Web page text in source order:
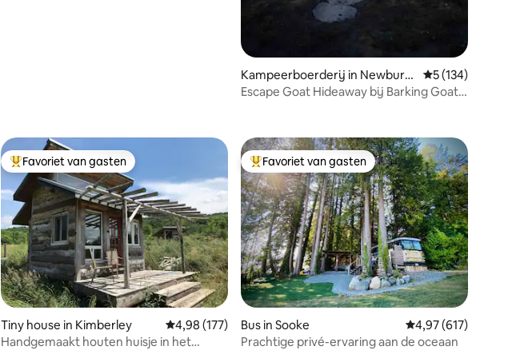
Kampeerboerderij in Newburg
h
Gemiddelde
5 (134)
Escape Goat Hideaway bij Barking Goat
Topfavoriet van gasten
Favoriet van gasten
Tiny house in Kimberley Gemiddelde beoordeling van 4,98 uit 5, 177 recensies
4,98 (177)
Handgemaakt houten huisje in het
Topfavoriet van gasten
Favoriet van gasten
Bus in Sooke Gemiddelde
4,97 (617)
Prachtige privé-ervaring aan de oceaan